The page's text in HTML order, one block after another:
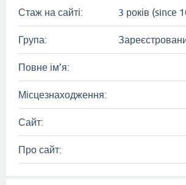
Стаж на сайті: 3 років (since
Група:
Повне ім’я:
Місцезнаходження:
Сайт:
Про сайт: